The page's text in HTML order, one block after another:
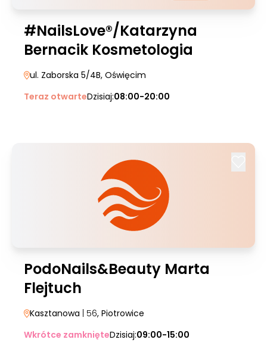
#NailsLove®/Katarzyna
Bernacik Kosmetologia
ul. Zaborska 5/4B, Oświęcim
Teraz otwarteDzisiaj:08:00-20:00
PodoNails&Beauty Marta
Flejtuch
Kasztanowa | 56, Piotrowice
Wkrótce zamknięteDzisiaj:09:00-15:00